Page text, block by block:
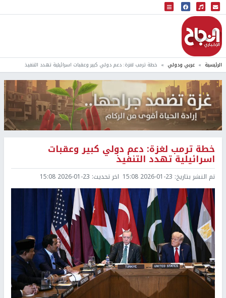
البث المباشر
إذاعة النجاح
الرئيسية عربي ودولي خطة ترمب لغزة: دعم دولي كبير وعقبات اسرائيلية تهدد التنفيذ
خطة ترمب لغزة: دعم دولي كبير وعقبات
اسرائيلية تهدد التنفيذ
تم النشر بتاريخ: 2026-01-23 15:08 اخر تحديث: 2026-01-23 15:08